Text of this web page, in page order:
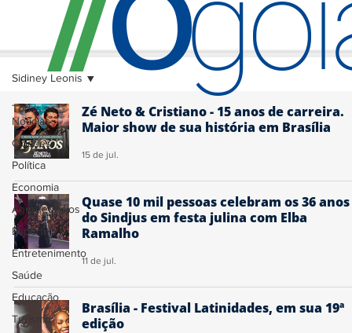
Todas as
Notícias
Cidades
Política
Economia
Agronegócios
Esporte
Entretenimento
Saúde
Educação
Turismo
Sidiney Leonis
Zé Neto & Cristiano - 15 anos de carreira.
Maior show de sua história em Brasília
15 de jul.
Quase 10 mil pessoas celebram os 36 anos
do Sindjus em festa julina com Elba
Ramalho
11 de jul.
Brasília - Festival Latinidades, em sua 19ª
edição